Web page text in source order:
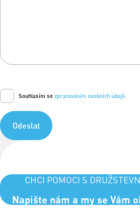
Souhlasím se zpracováním osobních údajů
Odeslat
CHCI POMOCI S
Napište nám a my se Vám